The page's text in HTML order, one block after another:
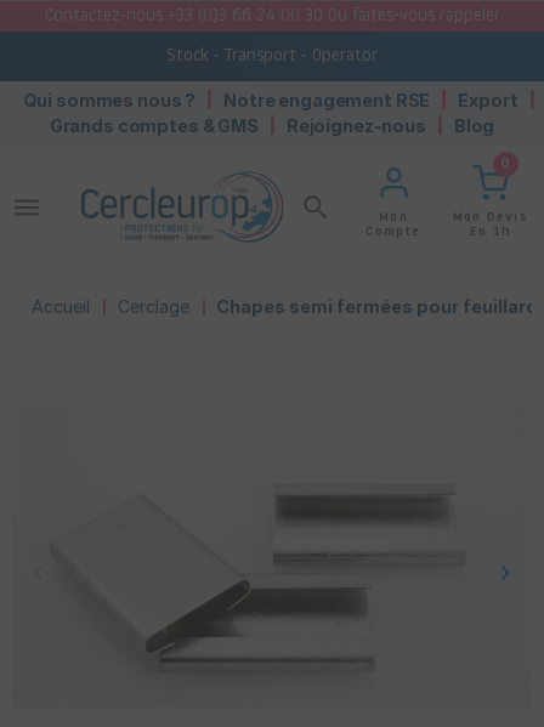
Contactez-nous +33 (0)3 66 24 00 30 Ou faites-vous rappeler
Stock - Transport - Operator
Qui sommes nous ? Notre engagement RSE
Export
Grands comptes & GMS
Rejoignez-nous Blog
search
Mon
Compte
0
Mon Devis
En 1h
menu
Accueil Cerclage Chapes semi fermées pour feuillard
keyboard_arrow_right